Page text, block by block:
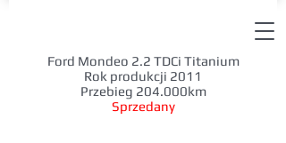
Ford Mondeo 2.2 TDCi Titanium
Rok produkcji 2011
Przebieg 204.000km
Sprzedany